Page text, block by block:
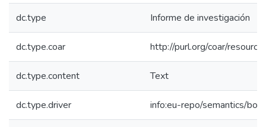
dc.type Informe de investigación
dc.type.coar http://purl.org/coar/
dc.type.content Text
dc.type.driver info:eu-repo/semantics/